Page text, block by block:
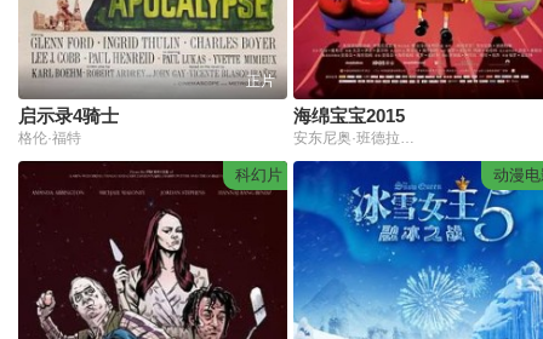
正片
启示录4骑士
格伦·福特
海绵宝宝2015
科幻片 动漫